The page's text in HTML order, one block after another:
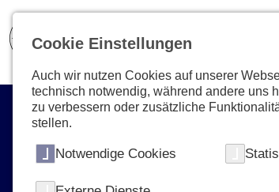
Cookie Einstellungen
Auch wir nutzen Cookies auf unserer
technisch notwendig, während andere uns
zu verbessern oder zusätzliche
stellen.
Notwendige Cookies